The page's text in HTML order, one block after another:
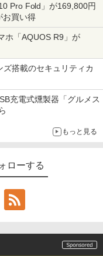
Pro Fold」が169,800円
お買い得
ホ「AQUOS R9」が
搭載のセキュリティカ
充電式燻製器「グルメス
もっと見る
ローする